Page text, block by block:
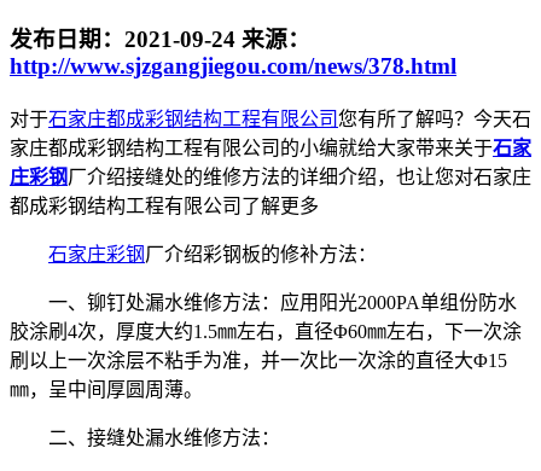
发布日期： 2021-09-24 来源：
http://www.sjzgangjiegou.com/news/378.html
对于石家庄都成彩钢结构工程有限公司您有所了解吗？今天石
家庄都成彩钢结构工程有限公司的小编就给大家带来关于石家
庄彩钢厂介绍接缝处的维修方法的详细介绍，也让您对石家庄
都成彩钢结构工程有限公司了解更多
石家庄彩钢厂介绍彩钢板的修补方法：
一、铆钉处漏水维修方法：应用阳光2000PA单组份防水
胶涂刷4次，厚度大约1.5㎜左右，直径Φ60㎜左右，下一次涂
刷以上一次涂层不粘手为准，并一次比一次涂的直径大Φ15
㎜，呈中间厚圆周薄。
二、接缝处漏水维修方法：